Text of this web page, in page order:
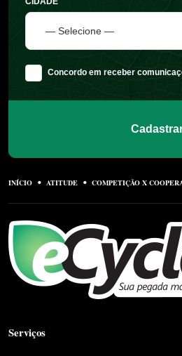
Concordo em receber
INÍCIO ATITUDE COMPETIÇÃO X
Serviços